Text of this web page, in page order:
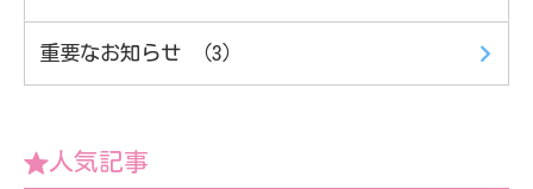
重要なお知らせ （3）
人気記事